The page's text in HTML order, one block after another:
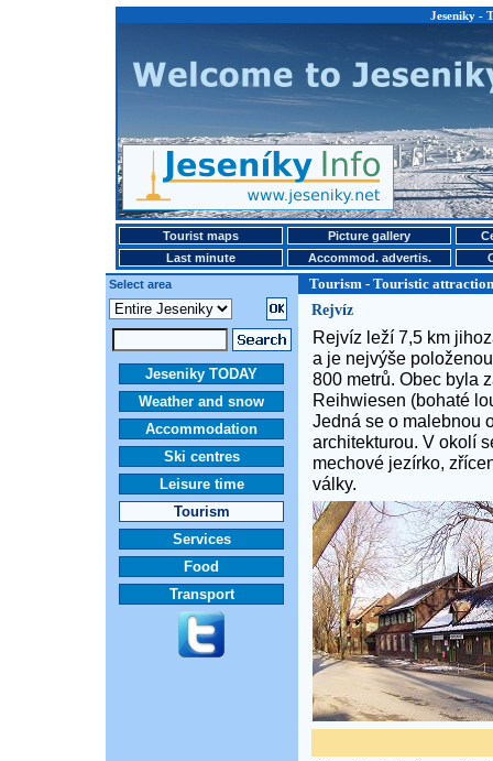
Jeseniky -
Tourist maps Picture gallery
Last minute
Accommod. advertis.
Select area
Tourism - Touristic
Jeseniky TODAY
Weather and snow
Accommodation
Ski centres
Leisure time
Tourism
Services
Food
Transport
Rejvíz
Rejvíz leží 7,5 km
a je nejvýše
800 metrů. Obec byla
Reihwiesen (bohaté
Jedná se o malebnou
architekturou. V okolí
mechové jezírko,
války.